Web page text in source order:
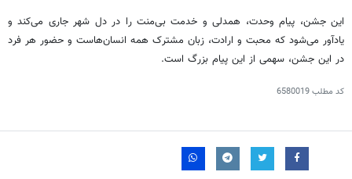
این جشن، پیام وحدت، همدلی و خدمت بی‌منت را در دل شهر جاری می‌کند و
یادآور می‌شود که محبت و ارادت، زبان مشترک همه انسان‌هاست و حضور هر فرد
در این جشن، سهمی از این پیام بزرگ است.
کد مطلب6580019